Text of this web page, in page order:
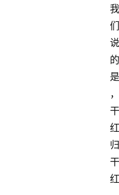
我
们
说
的
是
，
干
红
归
干
红